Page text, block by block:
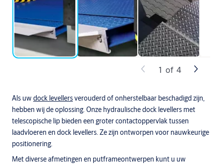
Als uw dock levellersverouderd of onherstelbaar beschadigd zijn,
hebben wij de oplossing. Onze hydraulische dock levellers met
telescopische lip bieden een groter contactoppervlak tussen
laadvloeren en dock levellers. Ze zijn ontworpen voor nauwkeurige
positionering.
Met diverse afmetingen en putframeontwerpen kunt u uw
1 of 4